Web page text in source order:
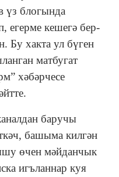
үз блогында
егерме кешегә бер-
Бу хакта ул бүген
матбугат
хәбәрчесе
баручы
башыма килгән
өчен мәйданчык
игъланнар куя